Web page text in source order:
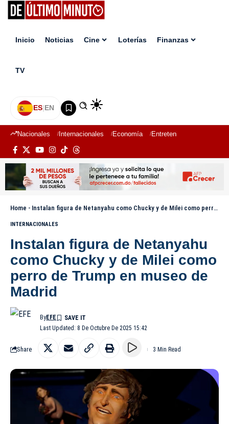
Inicio Noticias Cine Loterías Finanzas
TV
ES|EN
Nacionales Internacionales Economía Entretenimiento
Home - Instalan figura de Netanyahu como Chucky y de Milei como perro de Trump en museo de Madrid
INTERNACIONALES
Instalan figura de Netanyahu
como Chucky y de Milei como
perro de Trump en museo de
Madrid
Last Updated: 8 De Octubre De 2025 15:42
ByEFE
Share 3 Min Read